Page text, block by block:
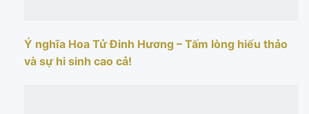
Ý nghĩa Hoa Tử Đinh Hương – Tấm lòng hiếu thảo
và sự hi sinh cao cả!